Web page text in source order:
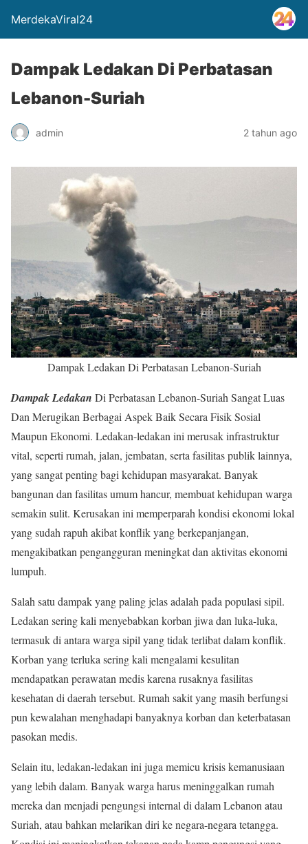
MerdekaViral24
Dampak Ledakan Di Perbatasan
Lebanon-Suriah
admin 2 tahun ago
Dampak Ledakan Di Perbatasan Lebanon-Suriah
Dampak Ledakan Di Perbatasan Lebanon-Suriah Sangat Luas
Dan Merugikan Berbagai Aspek Baik Secara Fisik Sosial
Maupun Ekonomi. Ledakan-ledakan ini merusak infrastruktur
vital, seperti rumah, jalan, jembatan, serta fasilitas publik lainnya,
yang sangat penting bagi kehidupan masyarakat. Banyak
bangunan dan fasilitas umum hancur, membuat kehidupan warga
semakin sulit. Kerusakan ini memperparah kondisi ekonomi lokal
yang sudah rapuh akibat konflik yang berkepanjangan,
mengakibatkan pengangguran meningkat dan aktivitas ekonomi
lumpuh.
Salah satu dampak yang paling jelas adalah pada populasi sipil.
Ledakan sering kali menyebabkan korban jiwa dan luka-luka,
termasuk di antara warga sipil yang tidak terlibat dalam konflik.
Korban yang terluka sering kali mengalami kesulitan
mendapatkan perawatan medis karena rusaknya fasilitas
kesehatan di daerah tersebut. Rumah sakit yang masih berfungsi
pun kewalahan menghadapi banyaknya korban dan keterbatasan
pasokan medis.
Selain itu, ledakan-ledakan ini juga memicu krisis kemanusiaan
yang lebih dalam. Banyak warga harus meninggalkan rumah
mereka dan menjadi pengungsi internal di dalam Lebanon atau
Suriah, atau bahkan melarikan diri ke negara-negara tetangga.